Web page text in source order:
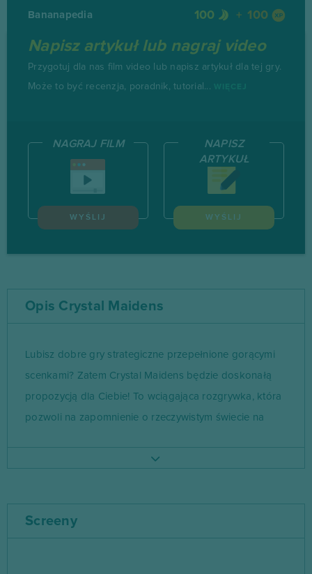
Bananapedia 100 100
Napisz artykuł lub nagraj video
Przygotuj dla nas film video lub napisz artykuł dla tej gry.
Może to być recenzja, poradnik, tutorial...
NAGRAJ FILM
WYŚLIJ
NAPISZ
ARTYKUŁ
WYŚLIJ
Opis Crystal Maidens
Lubisz dobre gry strategiczne przepełnione gorącymi
scenkami? Zatem Crystal Maidens będzie doskonałą
propozycją dla Ciebie! To wciągająca rozgrywka, która
pozwoli na zapomnienie o rzeczywistym świecie na
informacji, że Świat Kryształowej Dziewicy zaatakował
są kontrolowane, wykonując rozkazy magika. Twój
statek zatonie w wojnie przeciwko owej mrocznej sile,
Screeny